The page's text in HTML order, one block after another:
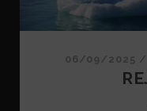
06/09/2025 /